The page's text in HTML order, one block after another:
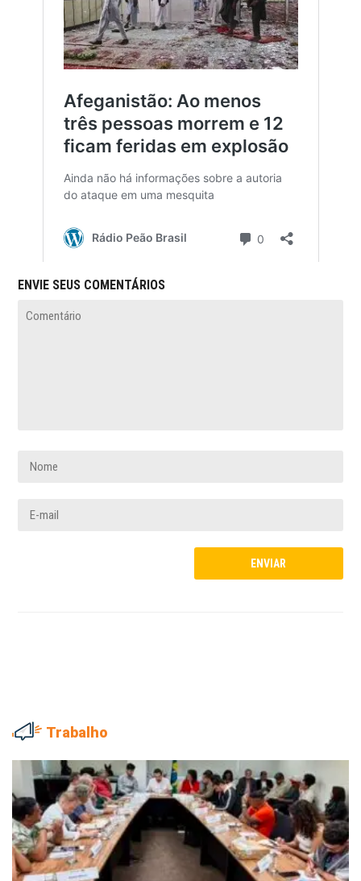
ENVIE SEUS COMENTÁRIOS
Trabalho